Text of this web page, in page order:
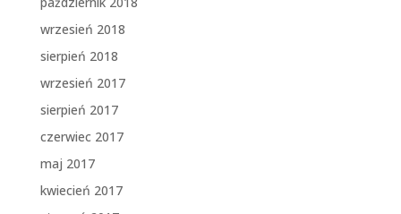
wrzesień 2018
sierpień 2018
wrzesień 2017
sierpień 2017
czerwiec 2017
maj 2017
kwiecień 2017